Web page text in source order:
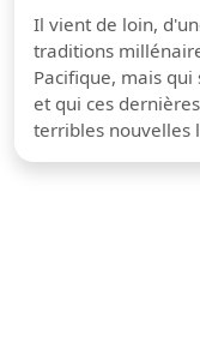
Il vient de loin,
traditions
Pacifique, mais qui
et qui ces
terribles nouvelles